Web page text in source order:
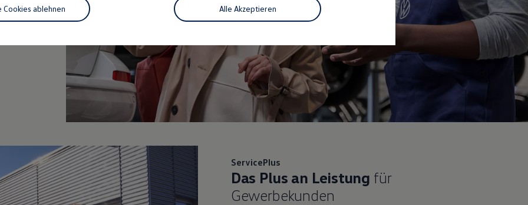
ServicePlus
Das Plus an Leistung für
Gewerbekunden
Alle Akzeptieren
Cookies ablehnen